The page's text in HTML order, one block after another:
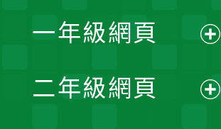
一年級網頁
開
二年級網頁